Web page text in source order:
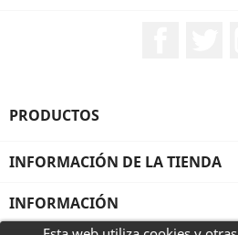
PRODUCTOS
INFORMACIÓN DE LA TIENDA
INFORMACIÓN